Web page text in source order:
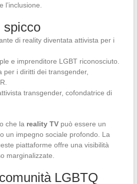
spicco
di reality diventata attivista per i
e imprenditore LGBT riconosciuto.
per i diritti dei transgender,
transgender, cofondatrice di
che la reality TVpuò essere un
un impegno sociale profondo. La
piattaforme offre una visibilità
marginalizzate.
LGBTQ